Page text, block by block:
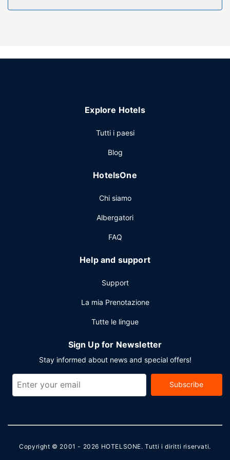
Attrattive della proprietà
notte. In questo hotel potrai inoltre contare su il Wi-Fi
La colazione completa viene servita gratuitamente tutti i
Potrai usufruire di un business center, check-out veloce e
gratuito è disponibile in loco.
Explore Hotels
Tutti i paesi
Blog
HotelsOne
Chi siamo
Albergatori
FAQ
Help and support
Support
La mia Prenotazione
Tutte le lingue
Sign Up for Newsletter
Stay informed about news and special offers!
Subscribe
Copyright © 2001 - 2026 HOTELSONE. Tutti i diritti riservati.